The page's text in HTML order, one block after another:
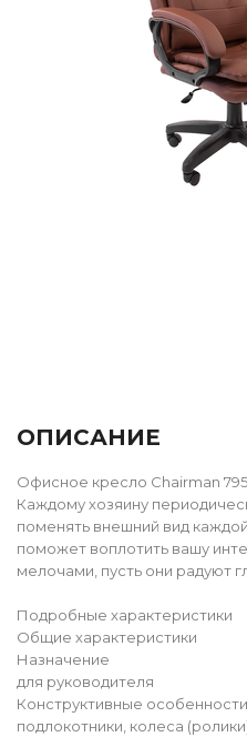
ОПИСАНИЕ
Офисное кресло Chairman 795
Каждому хозяину
поменять внешний вид
поможет воплотить вашу
мелочами, пусть они радуют
Подробные характеристики
Общие характеристики
Назначение
для руководителя
Конструктивные особенности
подлокотники, колеса